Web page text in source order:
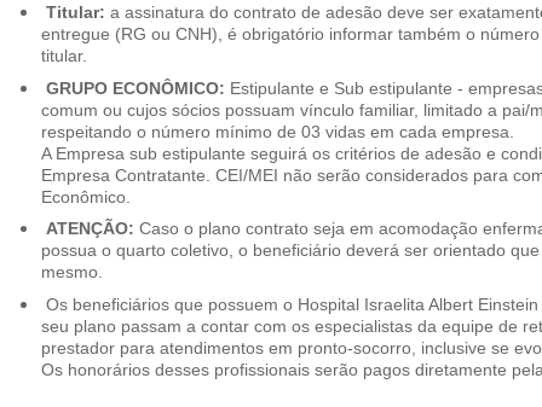
Titular: a assinatura do contrato de adesão deve ser
entregue (RG ou CNH), é obrigatório informar também o
titular.
GRUPO ECONÔMICO: Estipulante e Sub estipulante -
comum ou cujos sócios possuam vínculo familiar, limitado a pai/
respeitando o número mínimo de 03 vidas em cada empresa.
A Empresa sub estipulante seguirá os critérios de adesão e
Empresa Contratante. CEI/MEI não serão considerados para
Econômico.
ATENÇÃO: Caso o plano contrato seja em acomodação
possua o quarto coletivo, o beneficiário deverá ser orientado
mesmo.
Os beneficiários que possuem o Hospital Israelita Albert
seu plano passam a contar com os especialistas da equipe de
prestador para atendimentos em pronto-socorro, inclusive se
Os honorários desses profissionais serão pagos diretamente